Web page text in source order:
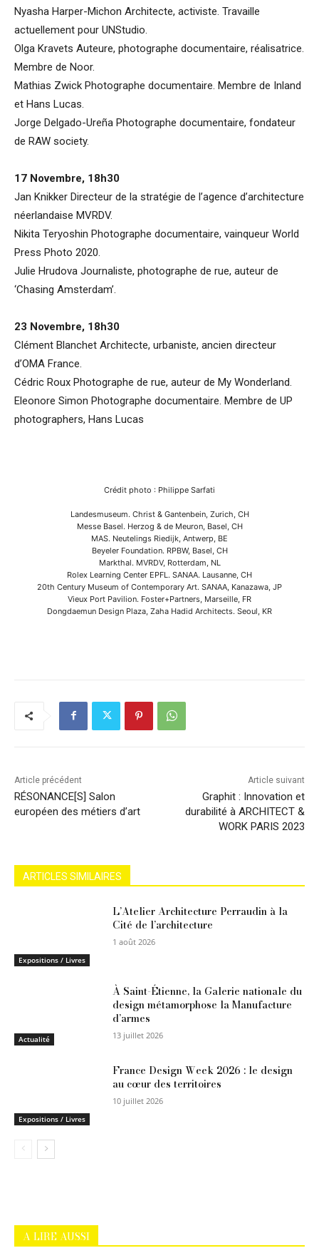
Nyasha Harper-Michon Architecte, activiste. Travaille
actuellement pour UNStudio.
Olga Kravets Auteure, photographe documentaire, réalisatrice.
Membre de Noor.
Mathias Zwick Photographe documentaire. Membre de Inland
et Hans Lucas.
Jorge Delgado-Ureña Photographe documentaire, fondateur
de RAW society.
17 Novembre, 18h30
Jan Knikker Directeur de la stratégie de l’agence d’architecture
néerlandaise MVRDV.
Nikita Teryoshin Photographe documentaire, vainqueur World
Press Photo 2020.
Julie Hrudova Journaliste, photographe de rue, auteur de
‘Chasing Amsterdam’.
23 Novembre, 18h30
Clément Blanchet Architecte, urbaniste, ancien directeur
d’OMA France.
Cédric Roux Photographe de rue, auteur de My Wonderland.
Eleonore Simon Photographe documentaire. Membre de UP
photographers, Hans Lucas
Crédit photo : Philippe Sarfati
Landesmuseum. Christ & Gantenbein, Zurich, CH
Messe Basel. Herzog & de Meuron, Basel, CH
MAS. Neutelings Riedijk, Antwerp, BE
Beyeler Foundation. RPBW, Basel, CH
Markthal. MVRDV, Rotterdam, NL
Rolex Learning Center EPFL. SANAA. Lausanne, CH
20th Century Museum of Contemporary Art. SANAA, Kanazawa, JP
Vieux Port Pavilion. Foster+Partners, Marseille, FR
Dongdaemun Design Plaza, Zaha Hadid Architects. Seoul, KR
Article précédent
RÉSONANCE[S] Salon
européen des métiers d’art
Article suivant
Graphit : Innovation et
durabilité à ARCHITECT &
WORK PARIS 2023
ARTICLES SIMILAIRES
Expositions / Livres
L’Atelier Architecture Perraudin à la
Cité de l’architecture
1 août 2026
Actualité
À Saint-Étienne, la Galerie nationale du
design métamorphose la Manufacture
d’armes
13 juillet 2026
Expositions / Livres
France Design Week 2026 : le design
au cœur des territoires
10 juillet 2026
A LIRE AUSSI